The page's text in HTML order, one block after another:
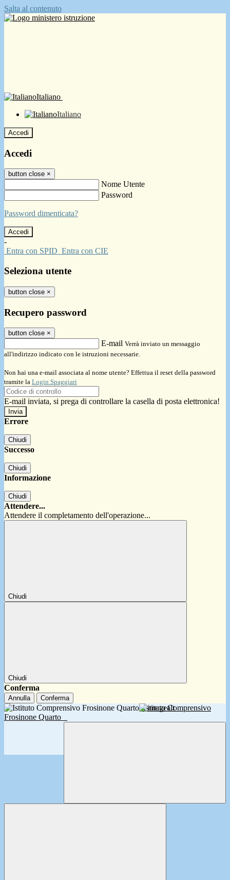
Salta al contenuto
Italiano
Italiano
Accedi
Accedi
button close ×
Nome Utente
Password
Password dimenticata?
-
Entra con SPID Entra con CIE
Seleziona utente
button close ×
Recupero password
button close ×
E-mail Verrà inviato un messaggio
all'indirizzo indicato con le istruzioni necessarie.
Non hai una e-mail associata al nome utente? Effettua il reset della password
tramite la Login Spaggiari
E-mail inviata, si prega di controllare la casella di posta elettronica!
Errore
Chiudi
Successo
Chiudi
Informazione
Chiudi
Attendere...
Attendere il completamento dell'operazione...
Chiudi
Chiudi
Conferma
Annulla Conferma
Istituto Comprensivo
Frosinone Quarto